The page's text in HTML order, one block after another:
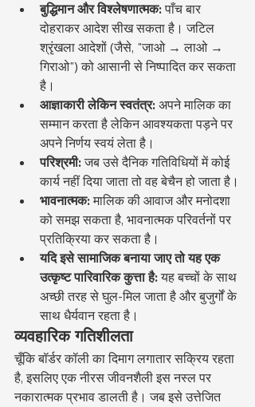
बुद्धिमान और विश्लेषणात्मक: पाँच बार
दोहराकर आदेश सीख सकता है। जटिल
श्रृंखला आदेशों (जैसे, "जाओ → लाओ →
गिराओ") को आसानी से निष्पादित कर सकता
है।
आज्ञाकारी लेकिन स्वतंत्र: अपने मालिक का
सम्मान करता है लेकिन आवश्यकता पड़ने पर
अपने निर्णय स्वयं लेता है।
परिश्रमी: जब उसे दैनिक गतिविधियों में कोई
कार्य नहीं दिया जाता तो वह बेचैन हो जाता है।
भावनात्मक: मालिक की आवाज और मनोदशा
को समझ सकता है, भावनात्मक परिवर्तनों पर
प्रतिक्रिया कर सकता है।
यदि इसे सामाजिक बनाया जाए तो यह एक
उत्कृष्ट पारिवारिक कुत्ता है: यह बच्चों के साथ
अच्छी तरह से घुल-मिल जाता है और बुजुर्गों के
साथ धैर्यवान रहता है।
व्यवहारिक गतिशीलता
चूँकि बॉर्डर कॉली का दिमाग लगातार सक्रिय रहता
है, इसलिए एक नीरस जीवनशैली इस नस्ल पर
नकारात्मक प्रभाव डालती है। जब इसे उत्तेजित